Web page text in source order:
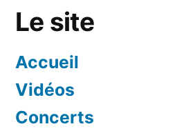
Le site
Accueil
Vidéos
Concerts